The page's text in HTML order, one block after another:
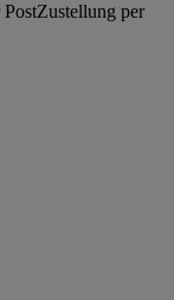
Zustellung per